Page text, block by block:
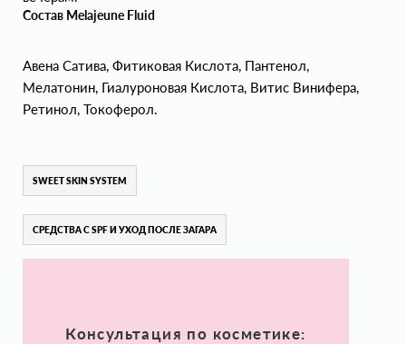
Состав Melajeune Fluid
Авена Сатива, Фитиковая Кислота, Пантенол,
Мелатонин, Гиалуроновая Кислота, Витис Винифера,
Ретинол, Токоферол.
SWEET SKIN SYSTEM
СРЕДСТВА С SPF И УХОД ПОСЛЕ ЗАГАРА
Консультация по косметике: